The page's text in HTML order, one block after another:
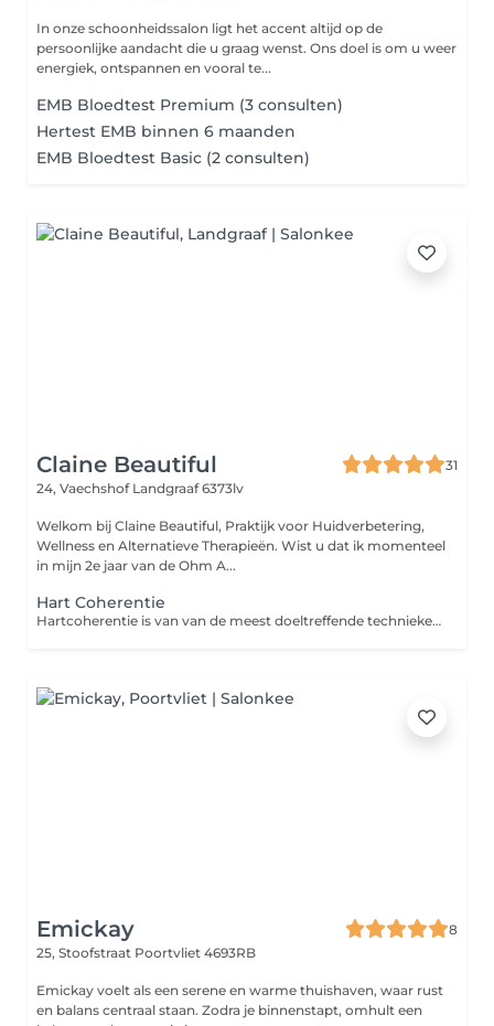
In onze schoonheidssalon ligt het accent altijd op de
persoonlijke aandacht die u graag wenst. Ons doel is om u weer
energiek, ontspannen en vooral te...
EMB Bloedtest Premium (3 consulten)
Hertest EMB binnen 6 maanden
EMB Bloedtest Basic (2 consulten)
Claine Beautiful
31
24, Vaechshof Landgraaf 6373lv
Welkom bij Claine Beautiful, Praktijk voor Huidverbetering,
Wellness en Alternatieve Therapieën. Wist u dat ik momenteel
in mijn 2e jaar van de Ohm A...
Hart Coherentie
Hartcoherentie is van van de meest doeltreffende technieken voor het beheersen van stress en emoties. De methode is gebaseerd op een eenvoudig en effectief fysiologisch principe: door op een bepaalde manier te ademen, synchroniseren je ademhalingsritme en je hartslag. De sessie bestaat uit praktische oefeningen die zijn bedoeld om zelfstandig toe te passen, zodat je van hartcoherentie een instrument maakt dat je zal vergezellen in veel situaties in je leven. Basistechnieken ademhaling, stress controle, concentratie verbetering, zelfvertrouwen verbeteren, hartcoherentie oefeningen voor kinderen.
Emickay
8
25, Stoofstraat Poortvliet 4693RB
Emickay voelt als een serene en warme thuishaven, waar rust
en balans centraal staan. Zodra je binnenstapt, omhult een